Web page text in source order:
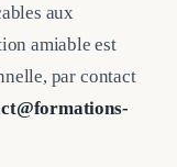
aux
amiable est
par contact